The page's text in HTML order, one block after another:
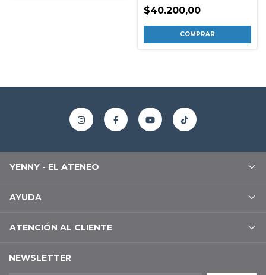
$40.200,00
YENNY - EL ATENEO
AYUDA
ATENCIÓN AL CLIENTE
NEWSLETTER